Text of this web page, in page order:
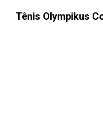
Tênis Olympikus